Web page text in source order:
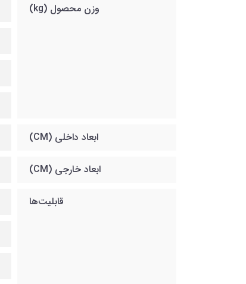
وزن محصول (kg)
ابعاد داخلی (CM)
ابعاد خارجی (CM)
قابلیت‌ها